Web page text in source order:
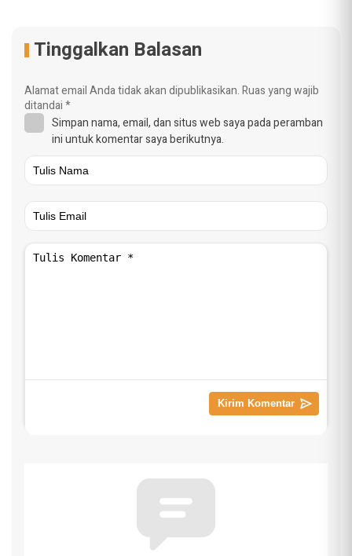
Tinggalkan Balasan
Alamat email Anda tidak akan dipublikasikan.Ruas yang wajib
ditandai*
Simpan nama, email, dan situs web saya pada peramban
ini untuk komentar saya berikutnya.